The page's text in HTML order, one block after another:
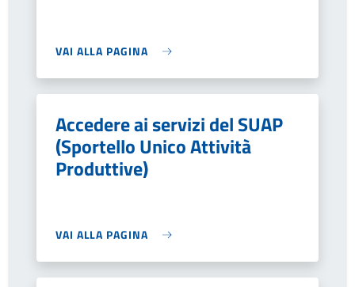
VAI ALLA PAGINA
Accedere ai servizi del SUAP
(Sportello Unico Attività
Produttive)
VAI ALLA PAGINA